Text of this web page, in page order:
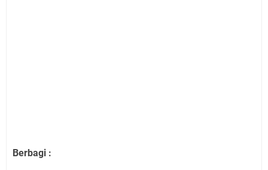
Berbagi :